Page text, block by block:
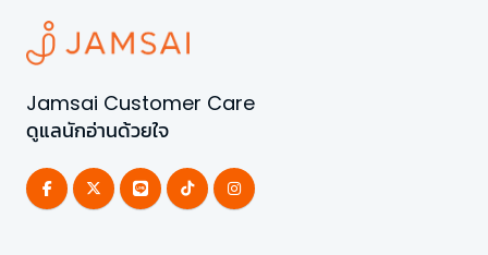
Jamsai Customer Care
ดูแลนักอ่านด้วยใจ